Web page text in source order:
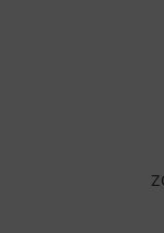
domowników, w
Faktura podłoża